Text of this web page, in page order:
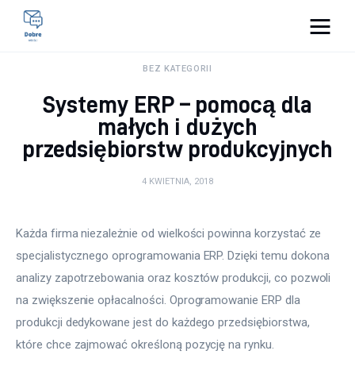
Lifestyle
Kunchnia i kulinaria
Uroda
Więcej
BEZ KATEGORII
Systemy ERP – pomocą dla
małych i dużych
przedsiębiorstw produkcyjnych
4 KWIETNIA, 2018
Każda firma niezależnie od wielkości powinna korzystać ze
specjalistycznego oprogramowania ERP. Dzięki temu dokona
analizy zapotrzebowania oraz kosztów produkcji, co pozwoli
na zwiększenie opłacalności. Oprogramowanie ERP dla
produkcji dedykowane jest do każdego przedsiębiorstwa,
które chce zajmować określoną pozycję na rynku.